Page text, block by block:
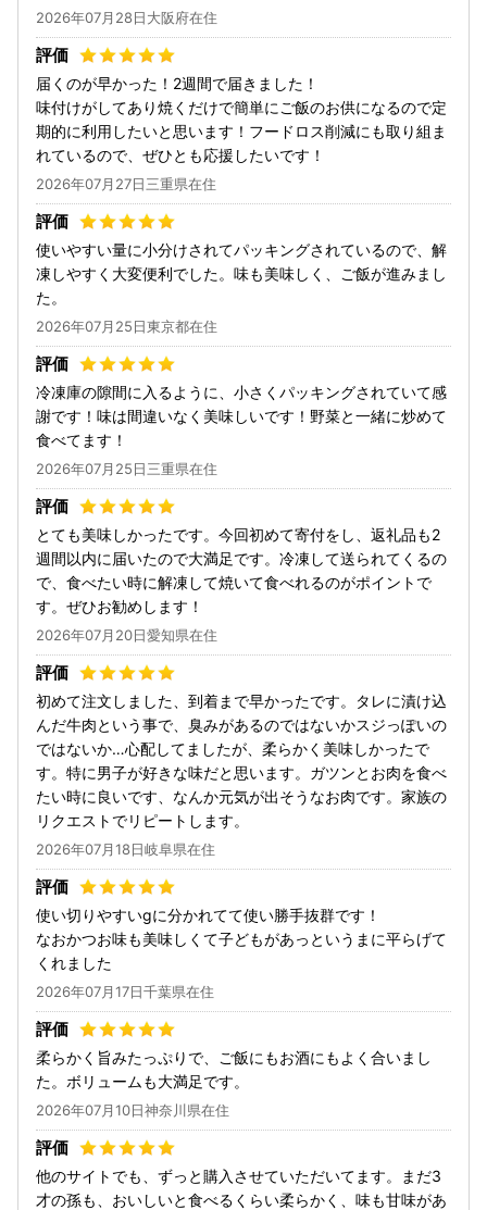
2026年07月28日大阪府在住
届くのが早かった！2週間で届きました！
味付けがしてあり焼くだけで簡単にご飯のお供になるので定
期的に利用したいと思います！フードロス削減にも取り組ま
れているので、ぜひとも応援したいです！
2026年07月27日三重県在住
使いやすい量に小分けされてパッキングされているので、解
凍しやすく大変便利でした。味も美味しく、ご飯が進みまし
た。
2026年07月25日東京都在住
冷凍庫の隙間に入るように、小さくパッキングされていて感
謝です！味は間違いなく美味しいです！野菜と一緒に炒めて
食べてます！
2026年07月25日三重県在住
とても美味しかったです。今回初めて寄付をし、返礼品も2
週間以内に届いたので大満足です。冷凍して送られてくるの
で、食べたい時に解凍して焼いて食べれるのがポイントで
す。ぜひお勧めします！
2026年07月20日愛知県在住
初めて注文しました、到着まで早かったです。タレに漬け込
んだ牛肉という事で、臭みがあるのではないかスジっぽいの
ではないか…心配してましたが、柔らかく美味しかったで
す。特に男子が好きな味だと思います。ガツンとお肉を食べ
たい時に良いです、なんか元気が出そうなお肉です。家族の
リクエストでリピートします。
2026年07月18日岐阜県在住
使い切りやすいgに分かれてて使い勝手抜群です！
なおかつお味も美味しくて子どもがあっというまに平らげて
くれました
2026年07月17日千葉県在住
柔らかく旨みたっぷりで、ご飯にもお酒にもよく合いまし
た。ボリュームも大満足です。
2026年07月10日神奈川県在住
他のサイトでも、ずっと購入させていただいてます。まだ3
才の孫も、おいしいと食べるくらい柔らかく、味も甘味があ